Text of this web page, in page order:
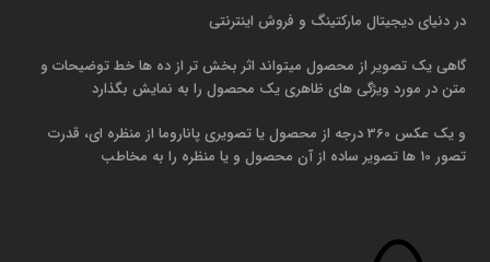
در دنیای دیجیتال مارکتینگ و فروش اینترنتی
گاهی یک تصویر از محصول میتواند اثر بخش تر از ده ها خط توضیحات و
متن در مورد ویژگی های ظاهری یک محصول را به نمایش بگذارد
و یک عکس 360 درجه از محصول یا تصویری پاناروما از منظره ای، قدرت
تصور 10 ها تصویر ساده از آن محصول و یا منظره را به مخاطب